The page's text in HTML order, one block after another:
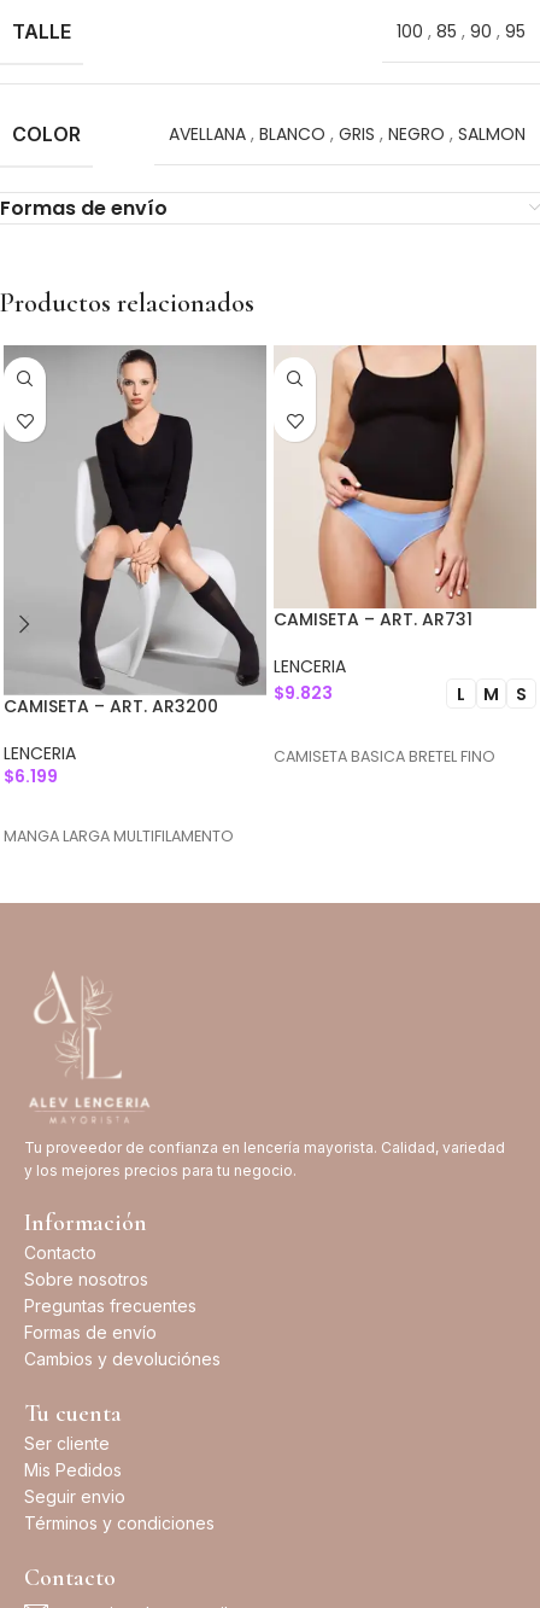
TALLE 100 , 85 , 90 , 95
COLOR AVELLANA , BLANCO , GRIS , NEGRO , SALMON
Formas de envío
Productos relacionados
CAMISETA – ART. AR3200
LENCERIA
$6.199
MANGA LARGA MULTIFILAMENTO
CAMISETA – ART. AR731
LENCERIA
$9.823 L M S
CAMISETA BASICA BRETEL FINO
Tu proveedor de confianza en lencería mayorista. Calidad, variedad
y los mejores precios para tu negocio.
Información
Contacto
Sobre nosotros
Preguntas frecuentes
Formas de envío
Cambios y devoluciónes
Tu cuenta
Ser cliente
Mis Pedidos
Seguir envio
Términos y condiciones
Contacto